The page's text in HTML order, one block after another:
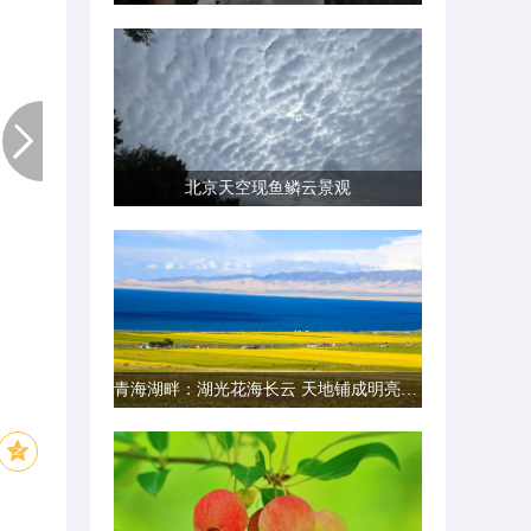
北京天空现鱼鳞云景观
青海湖畔：湖光花海长云 天地铺成明亮画卷